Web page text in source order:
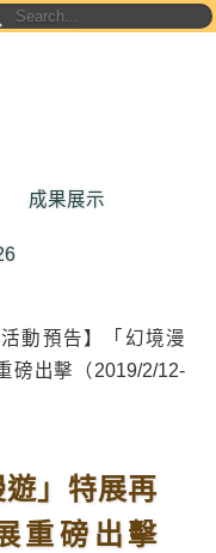
成果展示
動預告】「幻境漫
磅出擊（2019/2/12-
遊」特展再
重磅出擊